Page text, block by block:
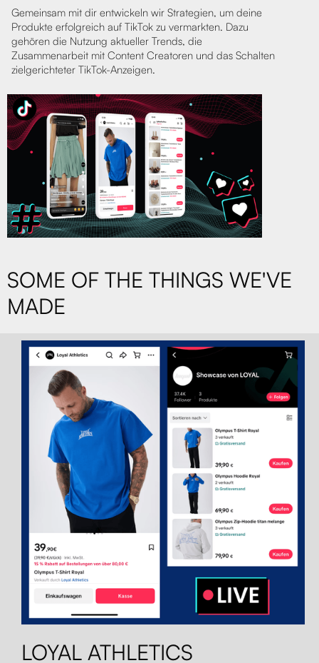
Gemeinsam mit dir entwickeln wir Strategien, um deine
Produkte erfolgreich auf TikTok zu vermarkten. Dazu
gehören die Nutzung aktueller Trends, die
Zusammenarbeit mit Content Creatoren und das Schalten
zielgerichteter TikTok-Anzeigen.
SOME OF THE THINGS WE'VE
MADE
LOYAL ATHLETICS